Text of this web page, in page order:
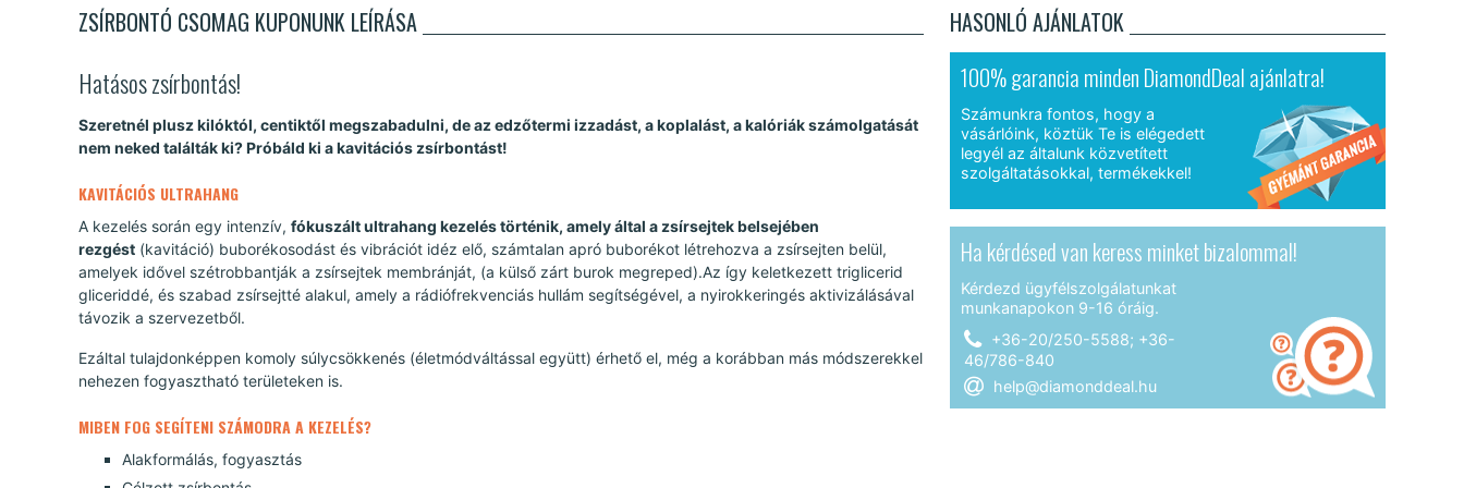
ZSÍRBONTÓ CSOMAG KUPONUNK LEÍRÁSA
Hatásos zsírbontás!
Szeretnél plusz kilóktól, centiktől megszabadulni, de az edzőtermi izzadást, a koplalást, a kalóriák számolgatását
nem neked találták ki? Próbáld ki a kavitációs zsírbontást!
KAVITÁCIÓS ULTRAHANG
A kezelés során egy intenzív, fókuszált ultrahang kezelés történik, amely által a zsírsejtek belsejében
rezgést (kavitáció) buborékosodást és vibrációt idéz elő, számtalan apró buborékot létrehozva a zsírsejten belül,
amelyek idővel szétrobbantják a zsírsejtek membránját, (a külső zárt burok megreped).Az így keletkezett triglicerid
gliceriddé, és szabad zsírsejtté alakul, amely a rádiófrekvenciás hullám segítségével, a nyirokkeringés aktivizálásával
távozik a szervezetből.
Ezáltal tulajdonképpen komoly súlycsökkenés (életmódváltással együtt) érhető el, még a korábban más módszerekkel
nehezen fogyasztható területeken is.
MIBEN FOG SEGÍTENI SZÁMODRA A KEZELÉS?
Alakformálás, fogyasztás
HASONLÓ AJÁNLATOK
100% garancia minden DiamondDeal ajánlatra!
Számunkra fontos, hogy a
vásárlóink, köztük Te is elégedett
legyél az általunk közvetített
szolgáltatásokkal, termékekkel!
Ha kérdésed van keress minket bizalommal!
Kérdezd ügyfélszolgálatunkat
munkanapokon 9-16 óráig.
+36-20/250-5588; +36-
46/786-840
help@diamonddeal.hu